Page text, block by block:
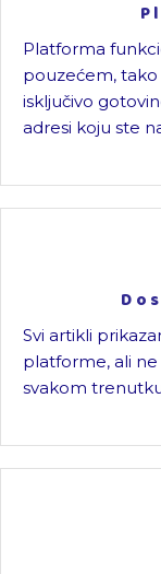
Platforma
pouzećem,
isključivo
adresi koju ste
Svi artikli
platforme, ali
svakom